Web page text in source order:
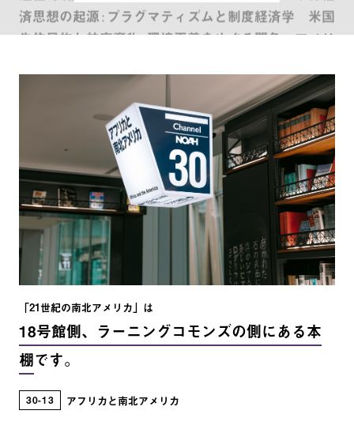
済思想の起源 : プラグマティズムと制度経済学 米国
先住民族と核廃棄物 : 環境正義をめぐる闘争 アメリ
展動力 アメリカ環境史 = American environmental
history シリコンバレーは死んだか 世界経済と企業
行動 : 現代アメリカ経済分析序説 不都合な真実 : 切
迫する地球温暖化、そして私たちにできること 米
国経済の基礎知識 : 超大国の実像とオバマ大統領の政
策 ウォルマートに呑みこまれる世界 : 「いつも低価
格」の裏側で何が起きているのか 災害とレジリエ
ンス : ニューオリンズの人々はハリケーン・カトリー
ナの衝撃をどう乗り越えたのか スターバックス成
功物語 シリコンバレー : スティーブ・ジョブズの揺
りかご アップルvs.グーグル : どちらが世界を支配す
るのか アメリカの環境主義 : 環境思想の歴史的アン
ソロジー 現代アメリカ経済論 現代アメリカの住
宅金融システム : 金融自由化・証券化とリーテイルバ
ンキング・公的部門の再編 超・格差社会アメリカ
の真実 強欲資本主義ウォール街の自爆 格差はつ
「21世紀の南北アメリカ」は
18号館側、ラーニングコモンズの側にある本
棚です。
30 13 アフリカと南北アメリカ